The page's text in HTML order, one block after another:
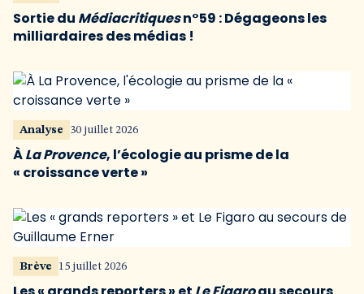
Sortie du Médiacritiquesn°59 : Dégageons les
milliardaires des médias !
Analyse 30 juillet 2026
ÀLa Provence, l’écologie au prisme de la
« croissance verte »
Brève 15 juillet 2026